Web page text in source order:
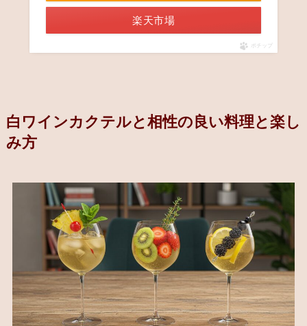
楽天市場
ポチップ
白ワインカクテルと相性の良い料理と楽し
み方